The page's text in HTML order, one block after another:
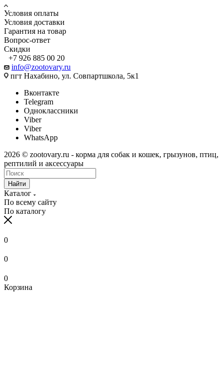
Условия оплаты
Условия доставки
Гарантия на товар
Вопрос-ответ
Скидки
+7 926 885 00 20
info@zootovary.ru
пгт Нахабино, ул. Совпартшкола, 5к1
Вконтакте
Telegram
Одноклассники
Viber
Viber
WhatsApp
2026 © zootovary.ru - корма для собак и кошек, грызунов, птиц,
рептилий и аксессуары
Найти
Каталог
По всему сайту
По каталогу
0
0
0
Корзина